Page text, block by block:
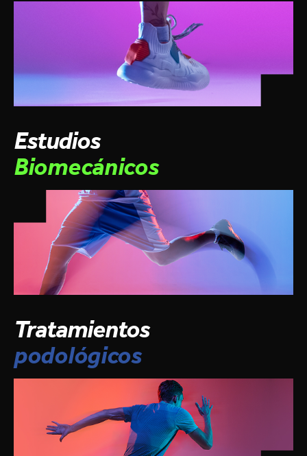
Estudios
Biomecánicos
Tratamientos
podológicos